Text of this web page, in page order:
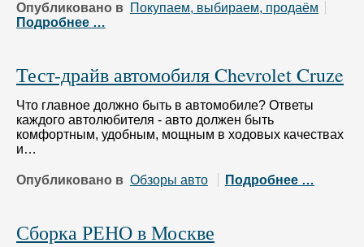
Опубликовано в Покупаем, выбираем, продаём
Подробнее …
Тест-драйв автомобиля Chevrolet Cruze
Что главное должно быть в автомобиле? Ответы
каждого автолюбителя - авто должен быть
комфортным, удобным, мощным в ходовых качествах
и…
Опубликовано в Обзоры авто Подробнее …
Сборка РЕНО в Москве